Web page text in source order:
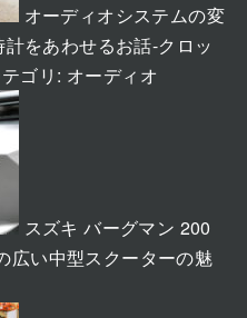
オーディオシステムの変
をあわせるお話-クロッ
ゴリ: オーディオ
スズキ バーグマン 200
広い中型スクーターの魅